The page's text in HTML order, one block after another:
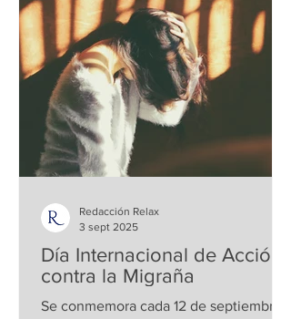
Día Internacional de Acción
contra la Migraña
Se conmemora cada 12 de septiembre ,
Redacción Relax
3 sept 2025